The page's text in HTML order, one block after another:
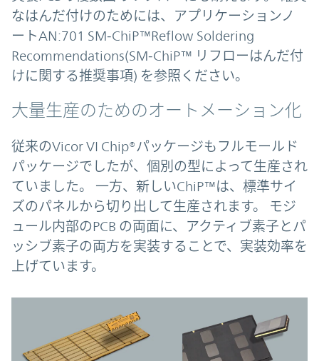
なはんだ付けのためには、アプリケーションノ
ートAN:701 SM‑ChiP™Reflow Soldering
Recommendations(SM‑ChiP™ リフローはんだ付
けに関する推奨事項) を参照ください。
大量生産のためのオートメーション化
従来のVicor VI Chip®パッケージもフルモールド
パッケージでしたが、個別の型によって生産され
ていました。 一方、新しいChiP™は、標準サイ
ズのパネルから切り出して生産されます。 モジ
ュール内部のPCB の両面に、アクティブ素子とパ
ッシブ素子の両方を実装することで、実装効率を
上げています。